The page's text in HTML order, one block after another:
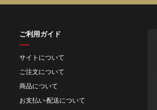
ご利用ガイド
サイトについて
ご注⽂について
商品について
お⽀払い‧配送について